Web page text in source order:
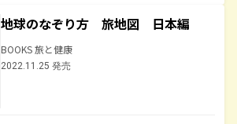
地球のなぞり方 旅地図 日本編
BOOKS 旅と健康
2022.11.25 発売